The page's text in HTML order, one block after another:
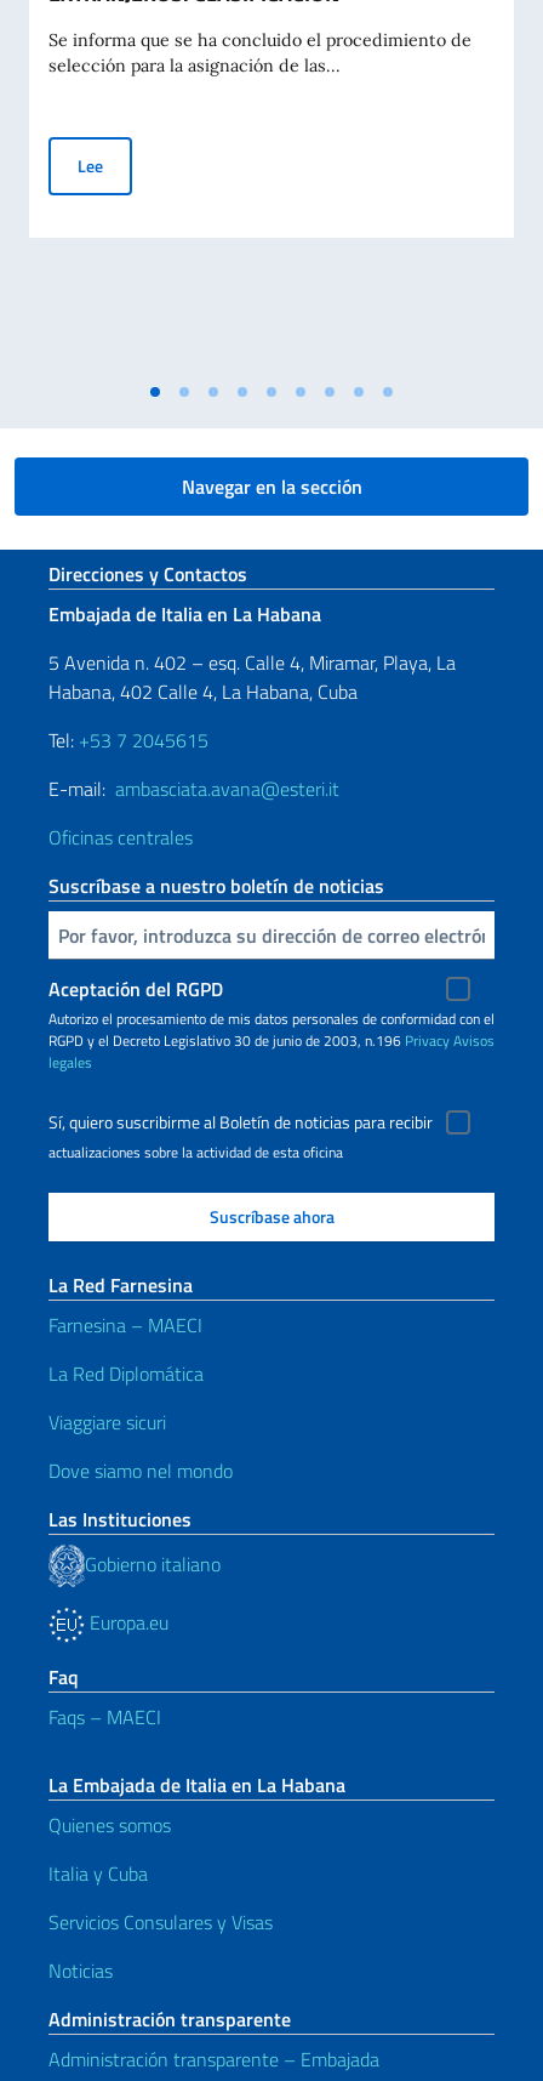
Se informa que se ha concluido el procedimiento de
selección para la asignación de las...
LeeCONVOCATORIA DE BECAS DEL GOBIERNO ITALIANO A.A.
Navegar en la sección
Sezione footer
Direcciones y Contactos
Embajada de Italia en La Habana
5 Avenida n. 402 – esq. Calle 4, Miramar, Playa, La
Habana, 402 Calle 4, La Habana, Cuba
Tel: +53 7 2045615
E-mail: ambasciata.avana@esteri.it
Oficinas centrales
Suscríbase a nuestro boletín de noticias
Inserta tu correo electronico
Aceptación del RGPD
Autorizo ​​el procesamiento de mis datos personales de conformidad con el
RGPD y el Decreto Legislativo 30 de junio de 2003, n.196 PrivacyAvisos
legales
Sí, quiero suscribirme al Boletín de noticias para recibir
actualizaciones sobre la actividad de esta oficina
La Red Farnesina
Farnesina – MAECI
La Red Diplomática
Viaggiare sicuri
Dove siamo nel mondo
Las Instituciones
Gobierno italiano
Europa.eu
Faq
Faqs – MAECI
La Embajada de Italia en La Habana
Quienes somos
Italia y Cuba
Servicios Consulares y Visas
Noticias
Administración transparente
Administración transparente – Embajada